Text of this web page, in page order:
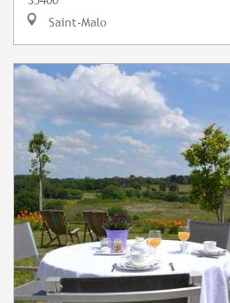
Saint-Malo